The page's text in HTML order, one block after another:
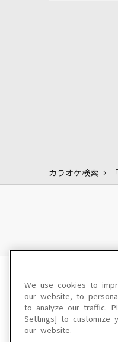
カラオケ検索
We use cookies to
our website, to
to analyze our traffic.
Settings] to customize
our website.